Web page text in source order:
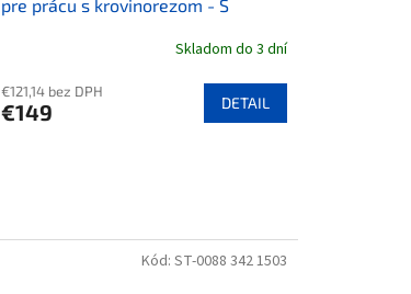
pre prácu s krovinorezom - S
Skladom do 3 dní
€121,14 bez DPH
€149 DETAIL
Kód: ST-0088 342 1503